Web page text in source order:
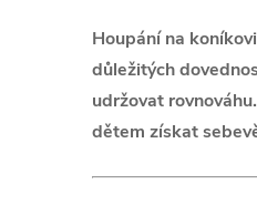
Houpání na
důležitých
udržovat
dětem získat